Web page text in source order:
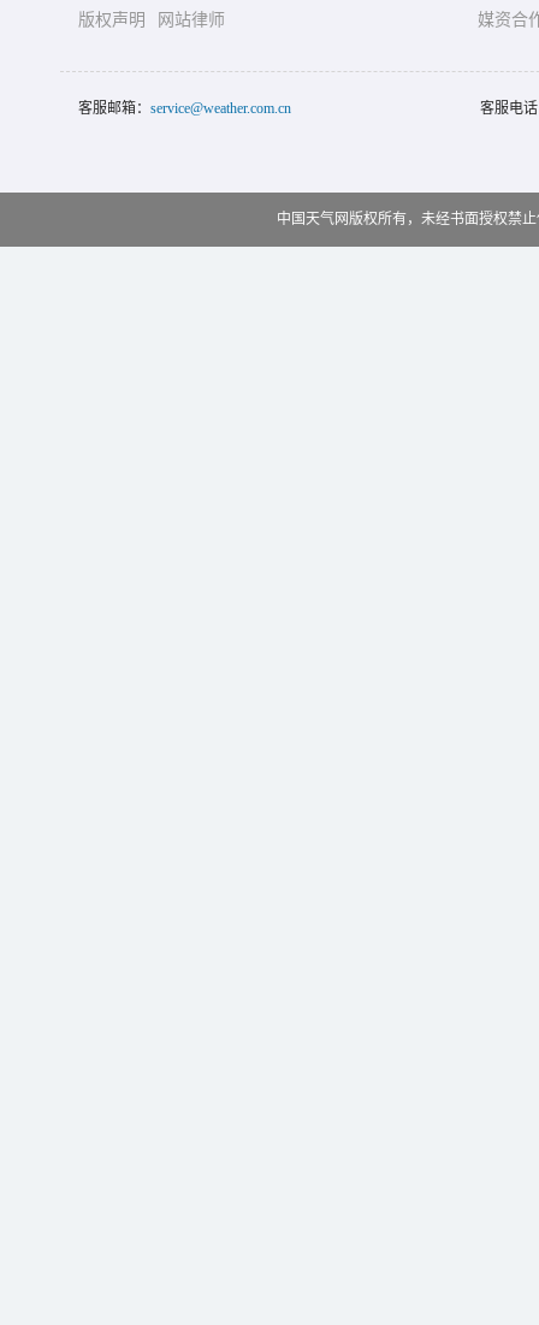
版权声明
网站律师
媒资合
客服邮箱： service@weather.com.cn 客服电
中国天气网版权所有，未经书面授权